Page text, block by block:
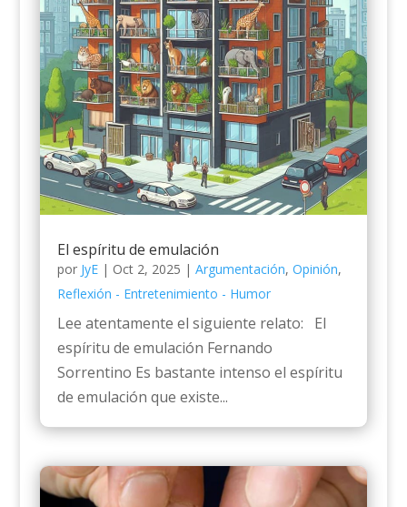
El espíritu de emulación
por JyE| Oct 2, 2025 | Argumentación, Opinión,
Reflexión - Entretenimiento - Humor
Lee atentamente el siguiente relato: El
espíritu de emulación Fernando
Sorrentino Es bastante intenso el espíritu
de emulación que existe...